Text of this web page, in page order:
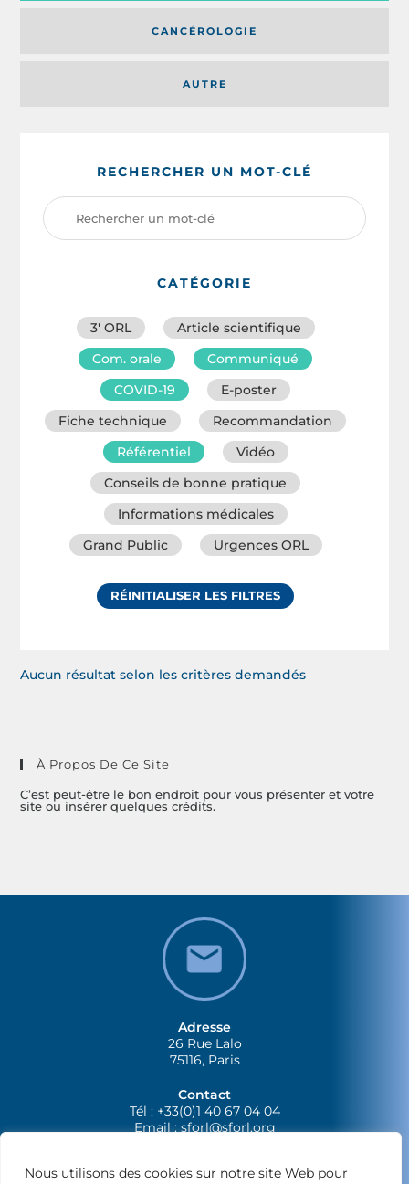
Nous utilisons des cookies sur notre site Web pour
AUTRE
CANCÉROLOGIE
RECHERCHER UN MOT-CLÉ
CATÉGORIE
3′ ORL
Article scientifique
Com. orale
Communiqué
COVID-19
E-poster
Fiche technique
Recommandation
Référentiel
Vidéo
Conseils de bonne pratique
Informations médicales
Grand Public
Urgences ORL
RÉINITIALISER LES FILTRES
Aucun résultat selon les critères demandés
À Propos De Ce Site
C’est peut-être le bon endroit pour vous présenter et votre
site ou insérer quelques crédits.
Adresse
26 Rue Lalo
75116, Paris
Contact
Tél : +33(0)1 40 67 04 04
Email :sforl@sforl.org